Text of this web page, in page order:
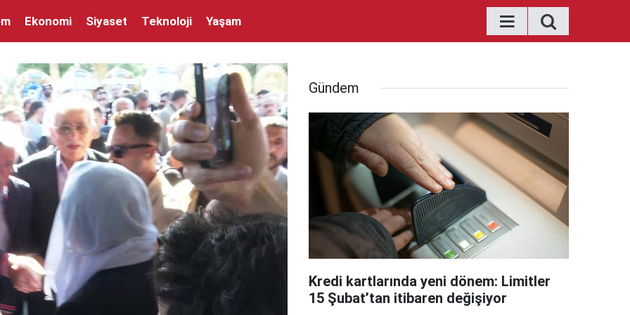
Ekonomi Siyaset Teknoloji Yaşam
Gündem
Kredi kartlarında yeni dönem: Limitler
15 Şubat’tan itibaren değişiyor